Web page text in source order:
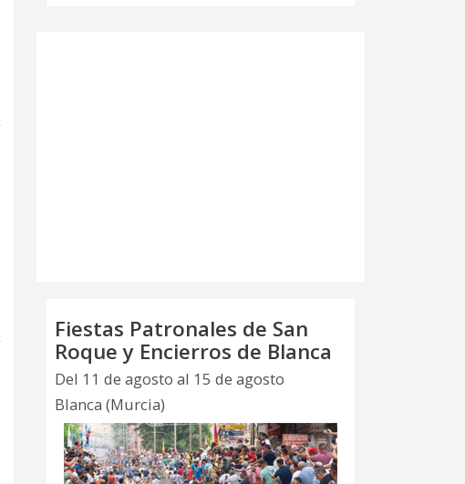
Fiestas Patronales de San
Roque y Encierros de Blanca
Del 11 de agosto al 15 de agosto
Blanca (Murcia)